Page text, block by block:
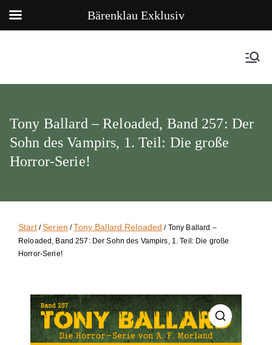
Tony Ballard – Reloaded, Band 257: Der
Sohn des Vampirs, 1. Teil: Die große
Horror-Serie!
Start/Serien /Tony Ballard Reloaded / Tony Ballard –
Reloaded, Band 257: Der Sohn des Vampirs, 1. Teil: Die große
Horror-Serie!
Bärenklau Exklusiv